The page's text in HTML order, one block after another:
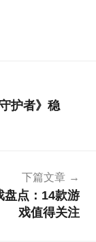
护者》稳
下篇文章
盘点：14款游
戏值得关注